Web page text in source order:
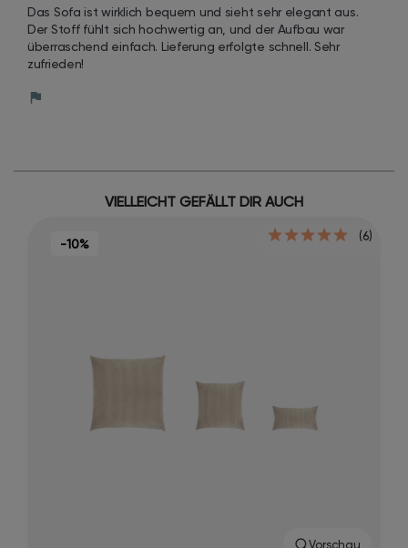
Das Sofa ist wirklich bequem und sieht sehr elegant aus.
Der Stoff fühlt sich hochwertig an, und der Aufbau war
überraschend einfach. Lieferung erfolgte schnell. Sehr
zufrieden!
VIELLEICHT GEFÄLLT DIR AUCH
-10%
Vorschau
(6)